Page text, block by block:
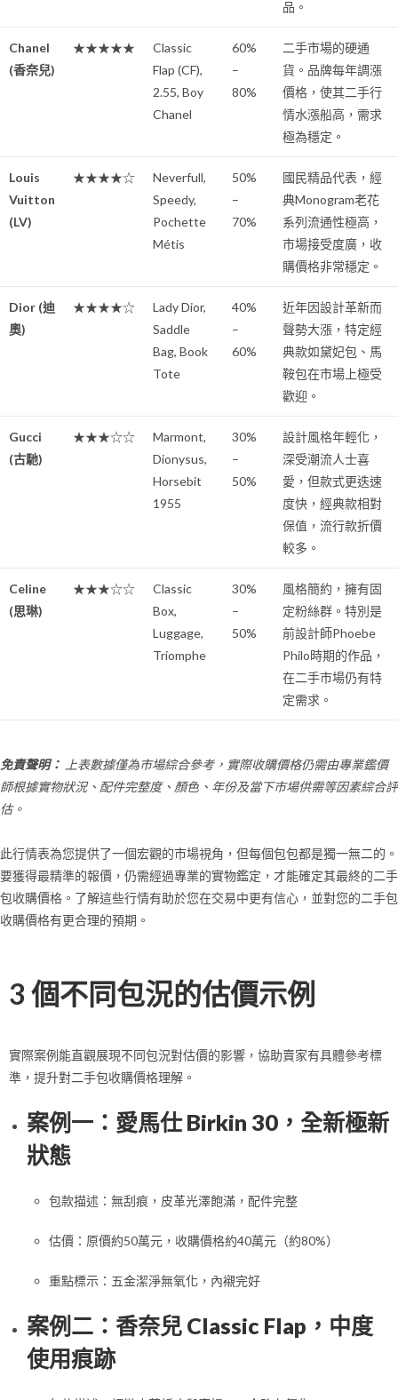
品。
Chanel
(香奈兒)
★★★★★
Classic
Flap (CF),
2.55, Boy
Chanel
60%
–
80%
二手市場的硬通
貨。品牌每年調漲
價格，使其二手行
情水漲船高，需求
極為穩定。
Louis
Vuitton
(LV)
★★★★☆
Neverfull,
Speedy,
Pochette
Métis
50%
–
70%
國民精品代表，經
典Monogram老花
系列流通性極高，
市場接受度廣，收
購價格非常穩定。
Dior (迪
奧)
★★★★☆
Lady Dior,
Saddle
Bag, Book
Tote
40%
–
60%
近年因設計革新而
聲勢大漲，特定經
典款如黛妃包、馬
鞍包在市場上極受
歡迎。
Gucci
(古馳)
★★★☆☆
Marmont,
Dionysus,
Horsebit
1955
30%
–
50%
設計風格年輕化，
深受潮流人士喜
愛，但款式更迭速
度快，經典款相對
保值，流行款折價
較多。
Celine
(思琳)
★★★☆☆
Classic
Box,
Luggage,
Triomphe
30%
–
50%
風格簡約，擁有固
定粉絲群。特別是
前設計師Phoebe
Philo時期的作品，
在二手市場仍有特
定需求。
免責聲明：
上表數據僅為市場綜合參考，實際收購價格仍需由專業鑑價
師根據實物狀況、配件完整度、顏色、年份及當下市場供需等因素綜合評
估。
此行情表為您提供了一個宏觀的市場視角，但每個包包都是獨一無二的。
要獲得最精準的報價，仍需經過專業的實物鑑定，才能確定其最終的二手
包收購價格。了解這些行情有助於您在交易中更有信心，並對您的二手包
收購價格有更合理的預期。
3 個不同包況的估價示例
實際案例能直觀展現不同包況對估價的影響，協助賣家有具體參考標
準，提升對二手包收購價格理解。
案例一：愛馬仕 Birkin 30，全新極新
狀態
包款描述：無刮痕，皮革光澤飽滿，配件完整
估價：原價約50萬元，收購價格約40萬元（約80%）
重點標示：五金潔淨無氧化，內襯完好
案例二：香奈兒 Classic Flap，中度
使用痕跡